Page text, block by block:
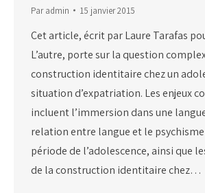
Paradmin 15 janvier 2015
Cet article, écrit par Laure Tarafas
L’autre, porte sur la question
construction identitaire chez un
situation d’expatriation. Les enjeux
incluent l’immersion dans une
relation entre langue et le
période de l’adolescence, ainsi que
de la construction identitaire chez…